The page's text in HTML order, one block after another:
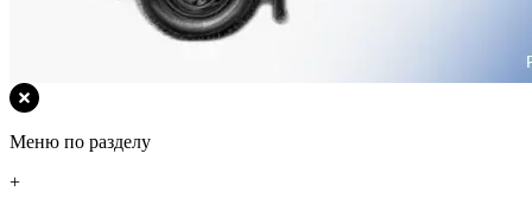
Меню по разделу
+